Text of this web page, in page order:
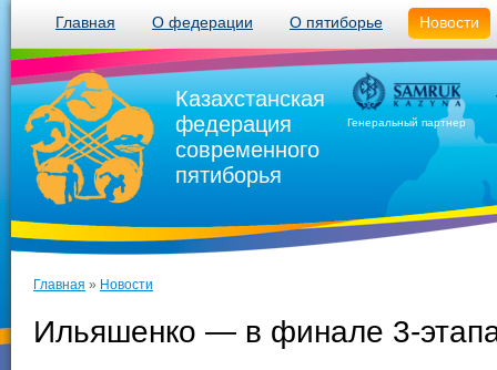
Главная О федерации О пятиборье Новости
Казахстанская
федерация
современного
пятиборья
Генеральный партнер
Главная » Новости
Ильяшенко — в финале 3-